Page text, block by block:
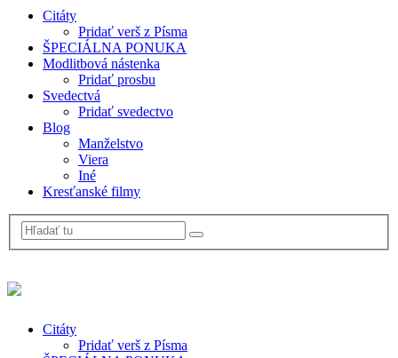
Citáty
Pridať verš z Písma
ŠPECIÁLNA PONUKA
Modlitbová nástenka
Pridať prosbu
Svedectvá
Pridať svedectvo
Blog
Manželstvo
Viera
Iné
Kresťanské filmy
Citáty
Pridať verš z Písma